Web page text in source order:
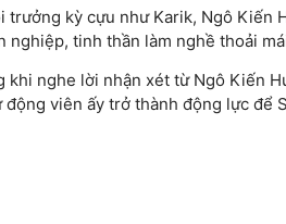
trưởng kỳ cựu như Karik, Ngô Kiến
nghiệp, tinh thần làm nghề thoải
khi nghe lời nhận xét từ Ngô Kiến
viên ấy trở thành động lực để